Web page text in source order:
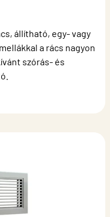
állítható, egy- vagy
a rács nagyon
szórás- és